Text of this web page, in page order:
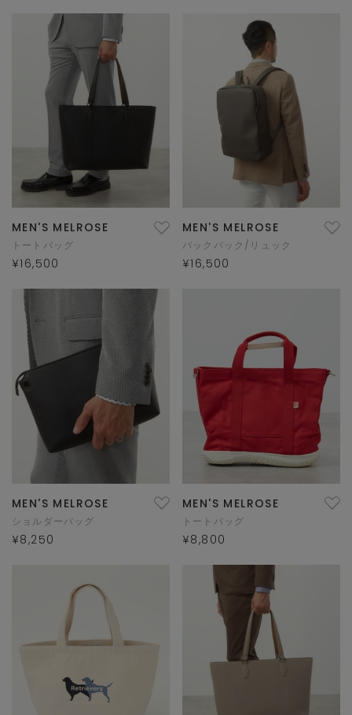
MEN'S MELROSE
トートバッグ
¥16,500
MEN'S MELROSE
バックパック/リュック
¥16,500
MEN'S MELROSE
ショルダーバッグ
¥8,250
MEN'S MELROSE
トートバッグ
¥8,800